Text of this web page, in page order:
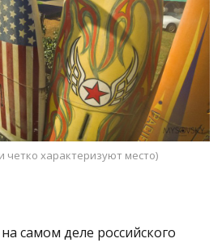
четко характеризуют место)
самом деле российского